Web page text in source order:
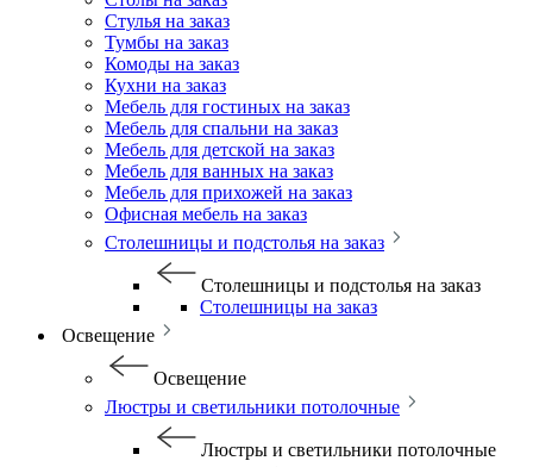
Стулья на заказ
Тумбы на заказ
Комоды на заказ
Кухни на заказ
Мебель для гостиных на заказ
Мебель для спальни на заказ
Мебель для детской на заказ
Мебель для ванных на заказ
Мебель для прихожей на заказ
Офисная мебель на заказ
Столешницы и подстолья на заказ
Столешницы и подстолья на заказ
Столешницы на заказ
Освещение
Освещение
Люстры и светильники потолочные
Люстры и светильники потолочные